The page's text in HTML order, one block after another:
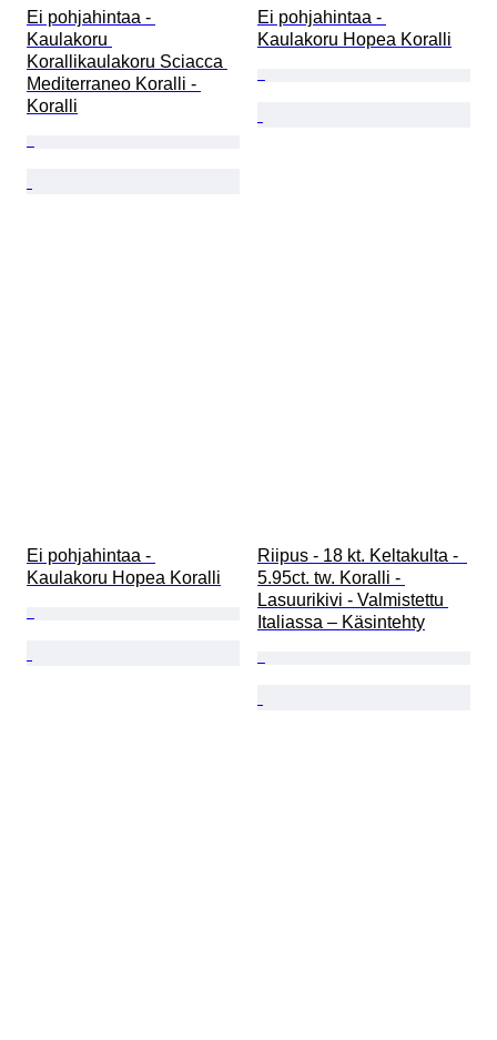
Ei pohjahintaa -
Kaulakoru
Korallikaulakoru Sciacca
Mediterraneo Koralli -
Koralli
Ei pohjahintaa -
Kaulakoru Hopea Koralli
Ei pohjahintaa -
Kaulakoru Hopea Koralli
Riipus - 18 kt. Keltakulta -
5.95ct. tw. Koralli -
Lasuurikivi - Valmistettu
Italiassa – Käsintehty